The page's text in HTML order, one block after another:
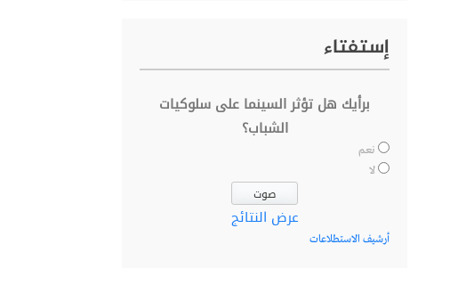
إستفتاء
برأيك هل تؤثر السينما على سلوكيات
الشباب؟
نعم
لا
عرض النتائج
أرشيف الاستطلاعات